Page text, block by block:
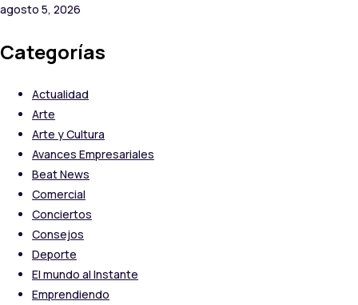
agosto 5, 2026
Categorías
Actualidad
Arte
Arte y Cultura
Avances Empresariales
Beat News
Comercial
Conciertos
Consejos
Deporte
El mundo al Instante
Emprendiendo